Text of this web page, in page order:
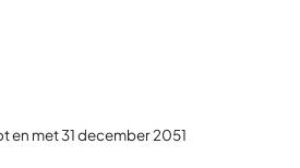
en met 31 december 2051